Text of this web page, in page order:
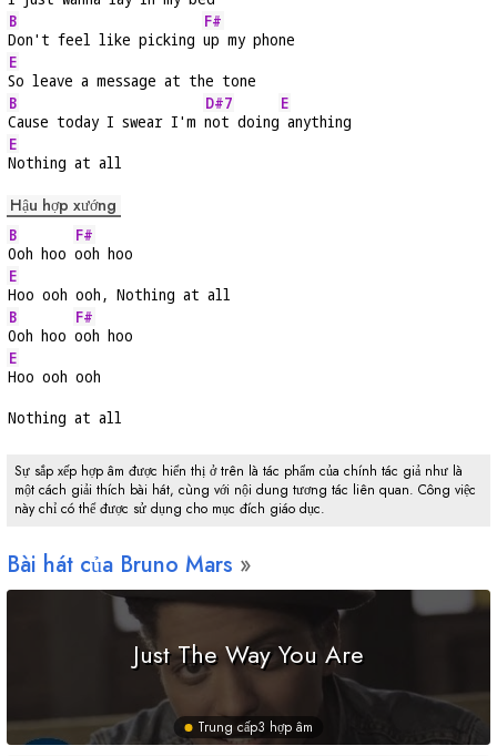
B
Don't feel like picking
F#
up my phone
E
So leave a message at the tone
B
Cause today I swear I'm
D#7
not doing
E
anything
E
Nothing at all
Hậu hợp xướng
B
Ooh hoo
F#
ooh hoo
E
Hoo ooh ooh, Nothing at all
B
Ooh hoo
F#
ooh hoo
E
Hoo ooh ooh
Nothing at all
Sự sắp xếp hợp âm được hiển thị ở trên là tác phẩm của chính tác giả như là
một cách giải thích bài hát, cùng với nội dung tương tác liên quan. Công việc
này chỉ có thể được sử dụng cho mục đích giáo dục.
Bài hát của Bruno Mars
Just The Way You Are
Trung cấp3 hợp âm